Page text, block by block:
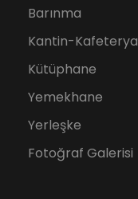
Barınma
Kantin-Kafeterya
Kütüphane
Yemekhane
Yerleşke
Fotoğraf Galerisi